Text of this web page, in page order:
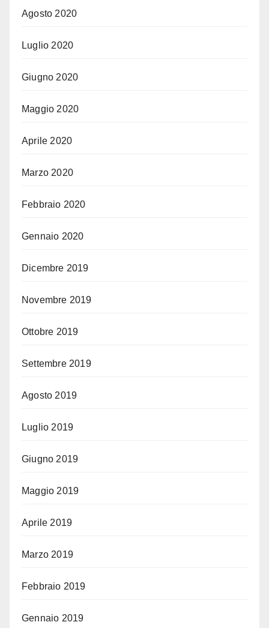
Agosto 2020
Luglio 2020
Giugno 2020
Maggio 2020
Aprile 2020
Marzo 2020
Febbraio 2020
Gennaio 2020
Dicembre 2019
Novembre 2019
Ottobre 2019
Settembre 2019
Agosto 2019
Luglio 2019
Giugno 2019
Maggio 2019
Aprile 2019
Marzo 2019
Febbraio 2019
Gennaio 2019